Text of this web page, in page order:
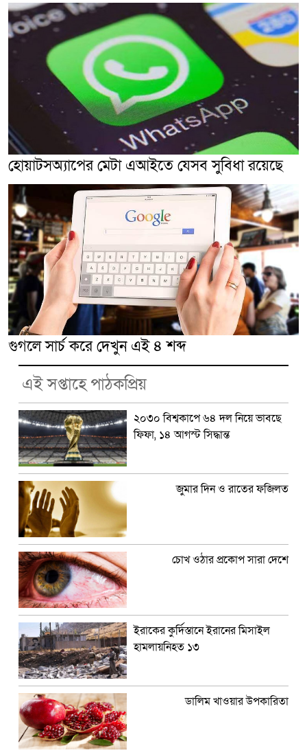
হোয়াটসঅ্যাপের মেটা এআইতে যেসব সুবিধা রয়েছে
গুগলে সার্চ করে দেখুন এই ৪ শব্দ
এই সপ্তাহে পাঠকপ্রিয়
২০৩০ বিশ্বকাপে ৬৪ দল নিয়ে ভাবছে
ফিফা, ১৪ আগস্ট সিদ্ধান্ত
জুমার দিন ও রাতের ফজিলত
চোখ ওঠার প্রকোপ সারা দেশে
ইরাকের কুর্দিস্তানে ইরানের মিসাইল
হামলায়নিহত ১৩
ডালিম খাওয়ার উপকারিতা